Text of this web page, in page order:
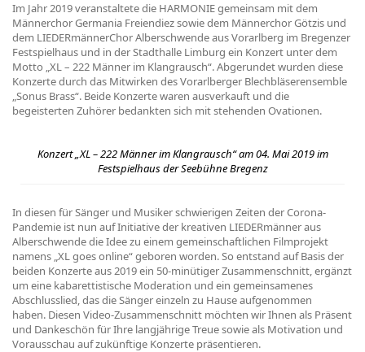
Im Jahr 2019 veranstaltete die HARMONIE gemeinsam mit dem
Männerchor Germania Freiendiez sowie dem Männerchor Götzis und
dem LIEDERmännerChor Alberschwende aus Vorarlberg im Bregenzer
Festspielhaus und in der Stadthalle Limburg ein Konzert unter dem
Motto „XL – 222 Männer im Klangrausch“. Abgerundet wurden diese
Konzerte durch das Mitwirken des Vorarlberger Blechbläserensemble
„Sonus Brass“. Beide Konzerte waren ausverkauft und die
begeisterten Zuhörer bedankten sich mit stehenden Ovationen.
Konzert „XL – 222 Männer im Klangrausch“ am 04. Mai 2019 im
Festspielhaus der Seebühne Bregenz
In diesen für Sänger und Musiker schwierigen Zeiten der Corona-
Pandemie ist nun auf Initiative der kreativen LIEDERmänner aus
Alberschwende die Idee zu einem gemeinschaftlichen Filmprojekt
namens „XL goes online“ geboren worden. So entstand auf Basis der
beiden Konzerte aus 2019 ein 50-minütiger Zusammenschnitt, ergänzt
um eine kabarettistische Moderation und ein gemeinsamenes
Abschlusslied, das die Sänger einzeln zu Hause aufgenommen
haben. Diesen Video-Zusammenschnitt möchten wir Ihnen als Präsent
und Dankeschön für Ihre langjährige Treue sowie als Motivation und
Vorausschau auf zukünftige Konzerte präsentieren.